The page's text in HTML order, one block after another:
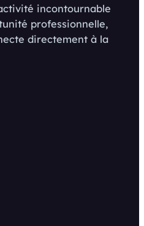
incontournable
professionnelle,
directement à la